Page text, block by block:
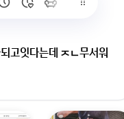
고잇다는데 ㅈㄴ무서워